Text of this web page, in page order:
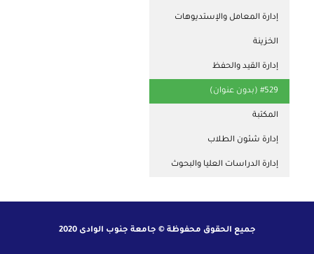
إدارة المعامل والإستديوهات
الخزينة
إدارة القيد والحفظ
#529 (بدون عنوان)
المكتبة
إدارة شئون الطلاب
إدارة الدراسات العليا والبحوث
جميع الحقوق محفوظة © جامعة جنوب الوادى 2020